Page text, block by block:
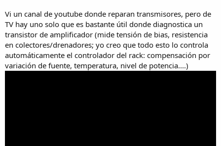
Vi un canal de youtube donde reparan transmisores, pero de
TV hay uno solo que es bastante útil donde diagnostica un
transistor de amplificador (mide tensión de bias, resistencia
en colectores/drenadores; yo creo que todo esto lo controla
automáticamente el controlador del rack: compensación por
variación de fuente, temperatura, nivel de potencia....)